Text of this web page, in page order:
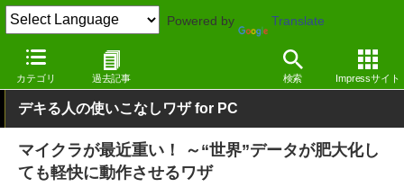
Powered by Translate
カテゴリ 過去記事 検索 Impressサイト
窓の杜 エンタメ ゲーム
デキる人の使いこなしワザ for PC
マイクラが最近重い！ ～“世界”データが肥大化し
ても軽快に動作させるワザ